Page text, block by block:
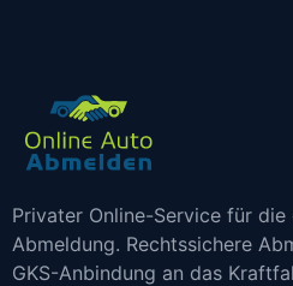
Privater Online-Service für
Abmeldung. Rechtssichere
GKS-Anbindung an das